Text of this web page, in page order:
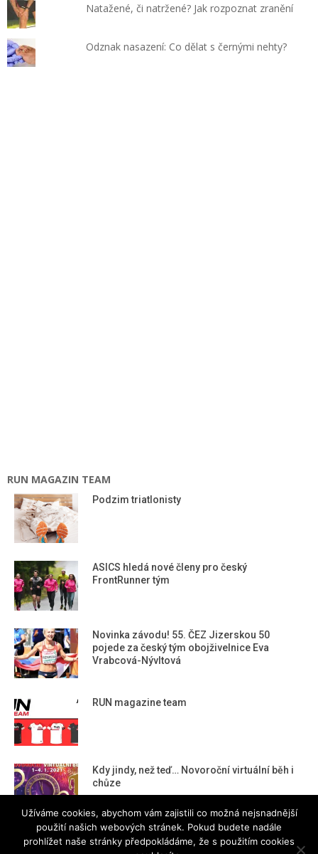
Natažené, či natržené? Jak rozpoznat zranění
Odznak nasazení: Co dělat s černými nehty?
RUN MAGAZIN TEAM
Podzim triatlonisty
ASICS hledá nové členy pro český
FrontRunner tým
Novinka závodu! 55. ČEZ Jizerskou 50
pojede za český tým obojživelnice Eva
Vrabcová-Nývltová
RUN magazine team
Kdy jindy, než teď… Novoroční virtuální běh i
chůze
Užíváme cookies, abychom vám zajistili co možná nejsnadnější
použití našich webových stránek. Pokud budete nadále
prohlížet naše stránky předpokládáme, že s použitím cookies